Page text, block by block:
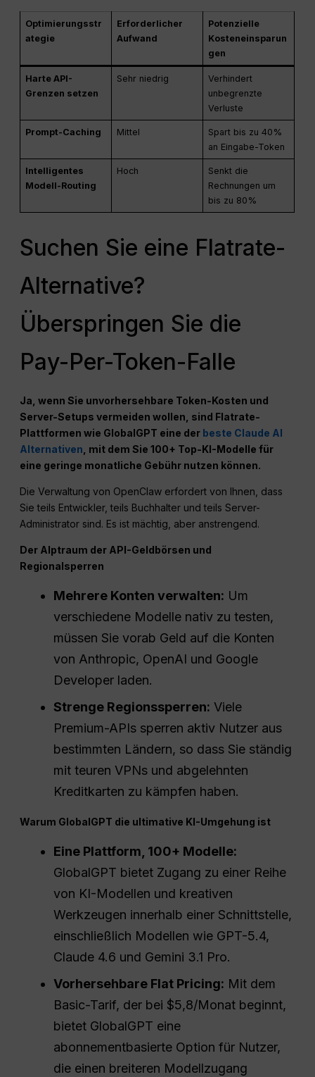
Optimierungsstr
ategie
Erforderlicher
Aufwand
Potenzielle
Kosteneinsparun
gen
Harte API-
Grenzen setzen
Sehr niedrig
Verhindert
unbegrenzte
Verluste
Prompt-Caching Mittel
Spart bis zu 40%
an Eingabe-Token
Intelligentes
Modell-Routing
Hoch
Senkt die
Rechnungen um
bis zu 80%
Suchen Sie eine Flatrate-
Alternative?
Überspringen Sie die
Pay-Per-Token-Falle
Ja, wenn Sie unvorhersehbare Token-Kosten und
Server-Setups vermeiden wollen, sind Flatrate-
Plattformen wie GlobalGPT eine der beste Claude AI
Alternativen , mit dem Sie 100+ Top-KI-Modelle für
eine geringe monatliche Gebühr nutzen können.
Die Verwaltung von OpenClaw erfordert von Ihnen, dass
Sie teils Entwickler, teils Buchhalter und teils Server-
Administrator sind. Es ist mächtig, aber anstrengend.
Der Alptraum der API-Geldbörsen und
Regionalsperren
Mehrere Konten verwalten: Um
verschiedene Modelle nativ zu testen,
müssen Sie vorab Geld auf die Konten
von Anthropic, OpenAI und Google
Developer laden.
Strenge Regionssperren: Viele
Premium-APIs sperren aktiv Nutzer aus
bestimmten Ländern, so dass Sie ständig
mit teuren VPNs und abgelehnten
Kreditkarten zu kämpfen haben.
Warum GlobalGPT die ultimative KI-Umgehung ist
Eine Plattform, 100+ Modelle:
GlobalGPT bietet Zugang zu einer Reihe
von KI-Modellen und kreativen
Werkzeugen innerhalb einer Schnittstelle,
einschließlich Modellen wie GPT-5.4,
Claude 4.6 und Gemini 3.1 Pro.
Vorhersehbare Flat Pricing: Mit dem
Basic-Tarif, der bei $5,8/Monat beginnt,
bietet GlobalGPT eine
abonnementbasierte Option für Nutzer,
die einen breiteren Modellzugang